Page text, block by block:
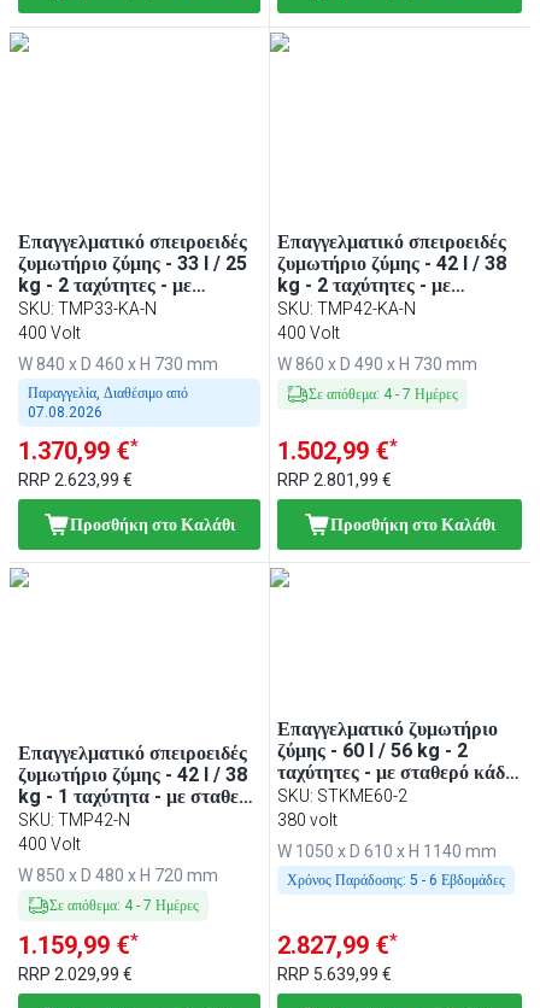
Επαγγελματικό σπειροειδές
ζυμωτήριο ζύμης - 33 l / 25
kg - 2 ταχύτητες - με
αποσπώμενο κάδο &
ανοιγόμενη κεφαλή - με
SKU: TMP33-KA-N
400 Volt
W 840 x D 460 x H 730 mm
Παραγγελία, Διαθέσιμο από
07.08.2026
1.370,99 €*
RRP 2.623,99 €
Προσθήκη στο Καλάθι
Επαγγελματικό σπειροειδές
ζυμωτήριο ζύμης - 42 l / 38
kg - 2 ταχύτητες - με
αποσπώμενο κάδο &
ανοιγόμενη κεφαλή - με
SKU:TMP42-KA-N
400 Volt
W 860 x D 490 x H 730 mm
Σε απόθεμα: 4-7 Ημέρες
1.502,99 €*
RRP2.801,99 €
Προσθήκη στο Καλάθι
Επαγγελματικό σπειροειδές
ζυμωτήριο ζύμης - 42 l / 38
kg - 1 ταχύτητα - με σταθερό
κάδο - με χρονοδιακόπτη -
400 V
SKU: TMP42-N
400 Volt
W 850 x D 480 x H 720 mm
Σε απόθεμα: 4- 7 Ημέρες
1.159,99 €*
RRP 2.029,99 €
Επαγγελματικό ζυμωτήριο
ζύμης - 60 l / 56 kg - 2
ταχύτητες - με σταθερό κάδο
- με χρονοδιακόπτη
SKU: STKME60-2
380 volt
W 1050 x D 610 x H 1140 mm
Χρόνος Παράδοσης: 5 - 6 Εβδομάδες
2.827,99 €*
RRP 5.639,99 €